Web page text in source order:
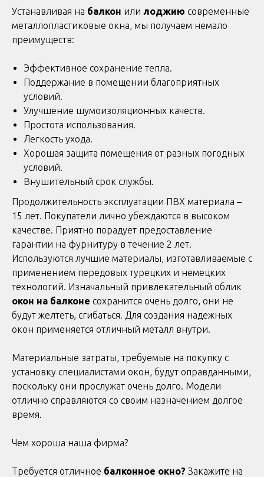
Устанавливая на балкон или лоджию современные
металлопластиковые окна, мы получаем немало
преимуществ:
Эффективное сохранение тепла.
Поддержание в помещении благоприятных
условий.
Улучшение шумоизоляционных качеств.
Простота использования.
Легкость ухода.
Хорошая защита помещения от разных погодных
условий.
Внушительный срок службы.
Продолжительность эксплуатации ПВХ материала –
15 лет. Покупатели лично убеждаются в высоком
качестве. Приятно порадует предоставление
гарантии на фурнитуру в течение 2 лет.
Используются лучшие материалы, изготавливаемые с
применением передовых турецких и немецких
технологий. Изначальный привлекательный облик
окон на балконе сохранится очень долго, они не
будут желтеть, сгибаться. Для создания надежных
окон применяется отличный металл внутри.
Материальные затраты, требуемые на покупку с
установку специалистами окон, будут оправданными,
поскольку они прослужат очень долго. Модели
отлично справляются со своим назначением долгое
время.
Чем хороша наша фирма?
Требуется отличное балконное окно? Закажите на